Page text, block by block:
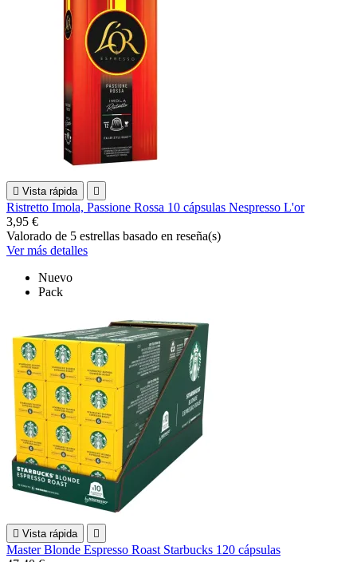
 Vista rápida 
Ristretto Imola, Passione Rossa 10 cápsulas Nespresso L'or
3,95 €
Valorado de 5 estrellas basado en reseña(s)
Ver más detalles
Nuevo
Pack
 Vista rápida 
Master Blonde Espresso Roast Starbucks 120 cápsulas